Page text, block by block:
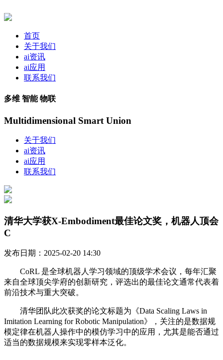
首页
关于我们
ai资讯
ai应用
联系我们
多维 智能 物联
Multidimensional Smart Union
关于我们
ai资讯
ai应用
联系我们
清华大学获X-Embodiment最佳论文奖，机器人顶会
C
发布日期：2025-02-20 14:30
CoRL 是全球机器人学习领域的顶级学术会议，每年汇聚
来自全球顶尖学府的创新研究，评选出的最佳论文通常代表着
前沿技术与重大突破。
清华团队此次获奖的论文标题为《Data Scaling Laws in
Imitation Learning for Robotic Manipulation》，关注的是数据规
模定律在机器人操作中的模仿学习中的应用，尤其是能否通过
适当的数据规模来实现零样本泛化。